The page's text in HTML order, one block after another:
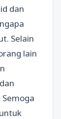
dan
Selain
lain